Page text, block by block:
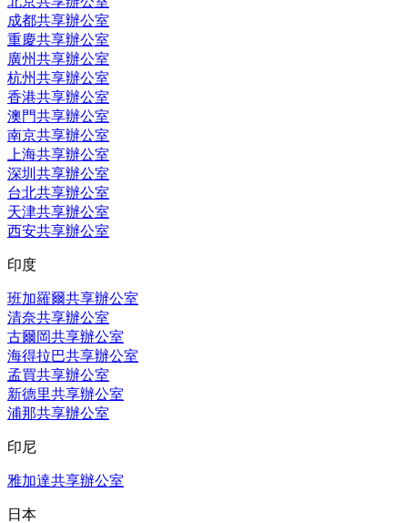
成都共享辦公室
重慶共享辦公室
廣州共享辦公室
杭州共享辦公室
香港共享辦公室
澳門共享辦公室
南京共享辦公室
上海共享辦公室
深圳共享辦公室
台北共享辦公室
天津共享辦公室
西安共享辦公室
印度
班加羅爾共享辦公室
清奈共享辦公室
古爾岡共享辦公室
海得拉巴共享辦公室
孟買共享辦公室
新德里共享辦公室
浦那共享辦公室
印尼
雅加達共享辦公室
日本